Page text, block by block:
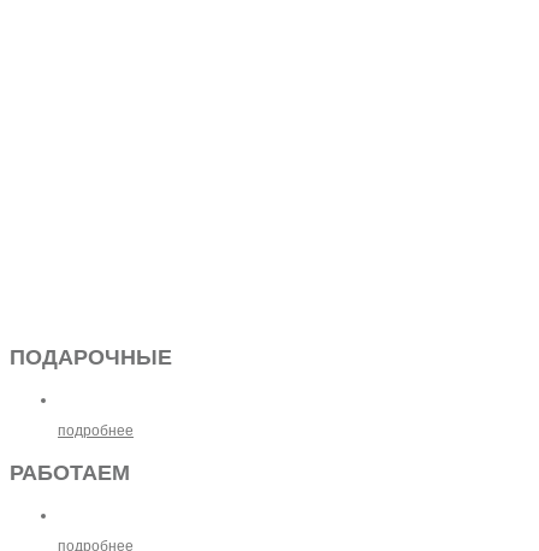
ПОДАРОЧНЫЕ
подробнее
РАБОТАЕМ
подробнее